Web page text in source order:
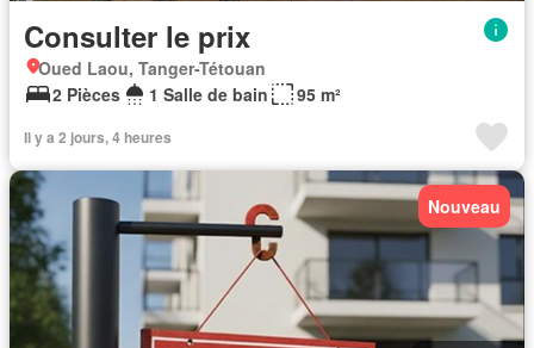
Consulter le prix
Oued Laou, Tanger-Tétouan
2 Pièces
1 Salle de bain 95 m²
Il y a 2 jours, 4 heures
Nouveau